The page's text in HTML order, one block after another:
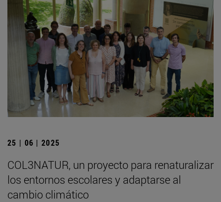
25 | 06 | 2025
COL3NATUR, un proyecto para renaturalizar
los entornos escolares y adaptarse al
cambio climático